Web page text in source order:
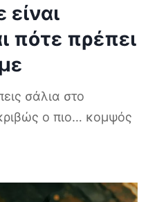
πότε πρέπει
σάλια στο
ο πιο… κομψός